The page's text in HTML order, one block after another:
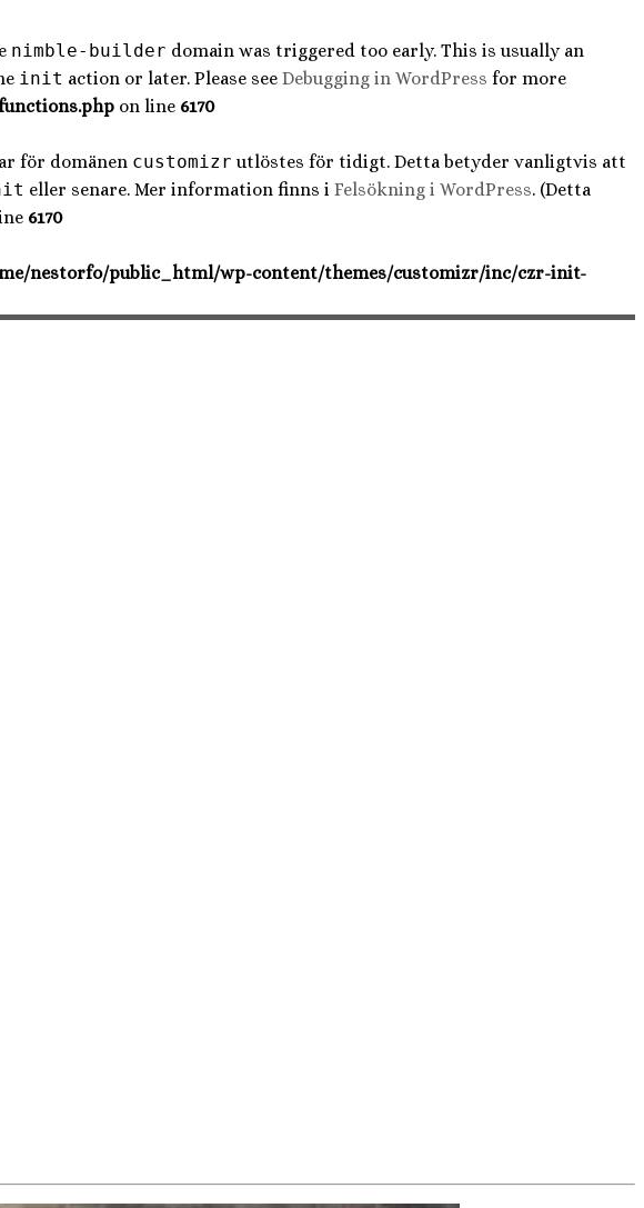
nimble-builder domain was triggered too early. This is usually an
init action or later. Please see Debugging in WordPress for more
on line 6170
för domänen customizr utlöstes för tidigt. Detta betyder vanligtvis att
eller senare. Mer information finns i Felsökning i WordPress. (Detta
6170
nestorfo/public_html/wp-content/themes/customizr/inc/czr-init-